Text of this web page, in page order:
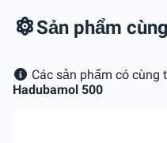
Sản phẩm
Các sản phẩm có
Hadubamol 500